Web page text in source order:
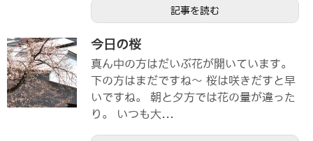
記事を読む
今日の桜
真ん中の方はだいぶ花が開いています。
下の方はまだですね～ 桜は咲きだすと早
いですね。 朝と夕方では花の量が違った
り。 いつも大...